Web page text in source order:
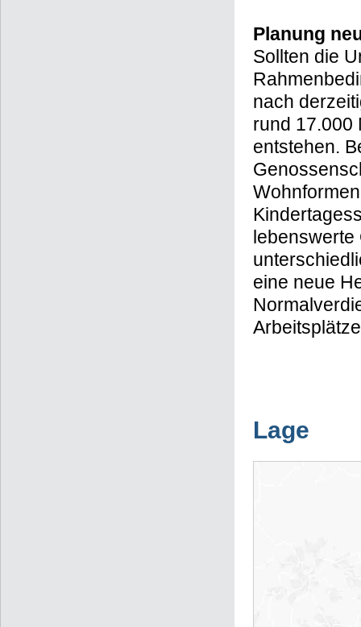
Planung
Sollten die
nach
rund 17.000
entstehen.
lebenswerte
eine neue
Lage